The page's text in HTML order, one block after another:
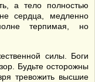
а тело полностью
сердца, медленно
терпимая, но
силы. Боги
Будьте осторожны
тревожить высшие